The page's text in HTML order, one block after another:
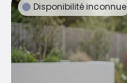
Disponibilité inconnue